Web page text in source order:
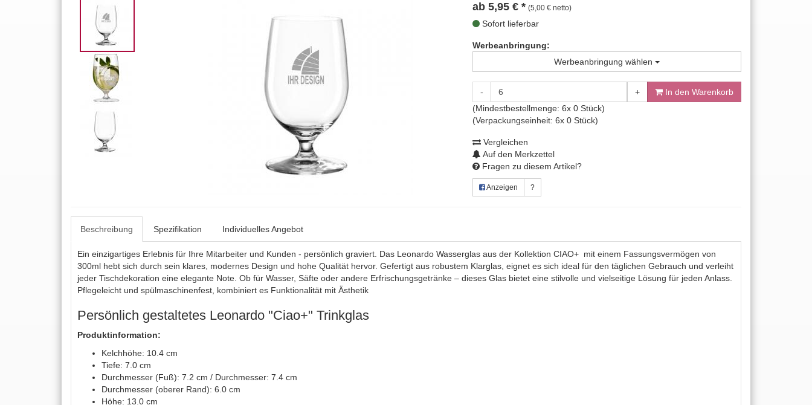
ab 5,95 € * (5,00 € netto)
Sofort lieferbar
Werbeanbringung:
Werbeanbringung wählen
- +
In den Warenkorb
(Mindestbestellmenge: 6x 0 Stück)
(Verpackungseinheit: 6x 0 Stück)
Vergleichen
Auf den Merkzettel
Fragen zu diesem Artikel?
Anzeigen ?
Beschreibung Spezifikation Individuelles Angebot
Ein einzigartiges Erlebnis für Ihre Mitarbeiter und Kunden - persönlich graviert. Das Leonardo Wasserglas aus der Kollektion CIAO+ mit einem Fassungsvermögen von
300ml hebt sich durch sein klares, modernes Design und hohe Qualität hervor. Gefertigt aus robustem Klarglas, eignet es sich ideal für den täglichen Gebrauch und verleiht
jeder Tischdekoration eine elegante Note. Ob für Wasser, Säfte oder andere Erfrischungsgetränke – dieses Glas bietet eine stilvolle und vielseitige Lösung für jeden Anlass.
Pflegeleicht und spülmaschinenfest, kombiniert es Funktionalität mit Ästhetik
Persönlich gestaltetes Leonardo "Ciao+" Trinkglas
Produktinformation:
Kelchhöhe: 10.4 cm
Tiefe: 7.0 cm
Durchmesser (Fuß): 7.2 cm / Durchmesser: 7.4 cm
Durchmesser (oberer Rand): 6.0 cm
Höhe: 13.0 cm